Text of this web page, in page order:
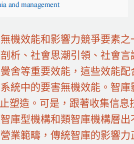
機效能和影響力競爭要素
析、社會思潮引領、社會
舍等重要效能，這些效能
統中的要害無機效能。智
塑造。可是，跟著收集信
庫型機構和類智庫機構層
業範疇，傳統智庫的影響